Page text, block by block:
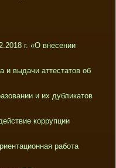
г. «О внесении
и выдачи аттестатов об
и их дубликатов
коррупции
работа